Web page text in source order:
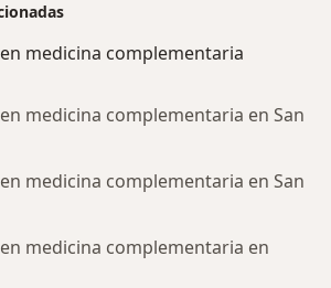
medicina complementaria
medicina complementaria en San
medicina complementaria en San
medicina complementaria en